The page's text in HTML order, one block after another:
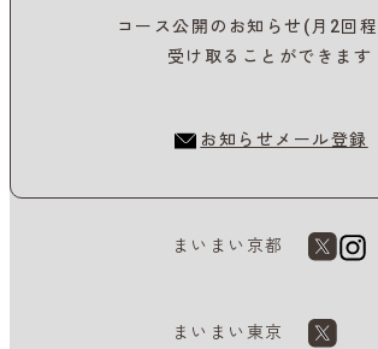
コース公開のお知らせ(月2回
受け取ることができます
お知らせメール登録
まいまい京都
まいまい東京